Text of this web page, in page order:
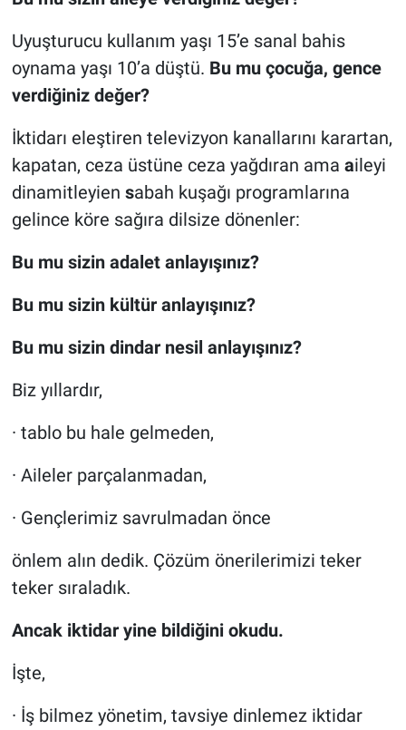
Uyuşturucu kullanım yaşı 15’e sanal bahis
oynama yaşı 10’a düştü. Bu mu çocuğa, gence
verdiğiniz değer?
İktidarı eleştiren televizyon kanallarını karartan,
kapatan, ceza üstüne ceza yağdıran ama aileyi
dinamitleyien sabah kuşağı programlarına
gelince köre sağıra dilsize dönenler:
Bu mu sizin adalet anlayışınız?
Bu mu sizin kültür anlayışınız?
Bu mu sizin dindar nesil anlayışınız?
Biz yıllardır,
· tablo bu hale gelmeden,
· Aileler parçalanmadan,
· Gençlerimiz savrulmadan önce
önlem alın dedik. Çözüm önerilerimizi teker
teker sıraladık.
Ancak iktidar yine bildiğini okudu.
İşte,
· İş bilmez yönetim, tavsiye dinlemez iktidar